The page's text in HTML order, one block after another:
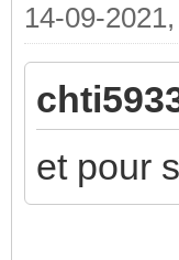
14-09-
et pour